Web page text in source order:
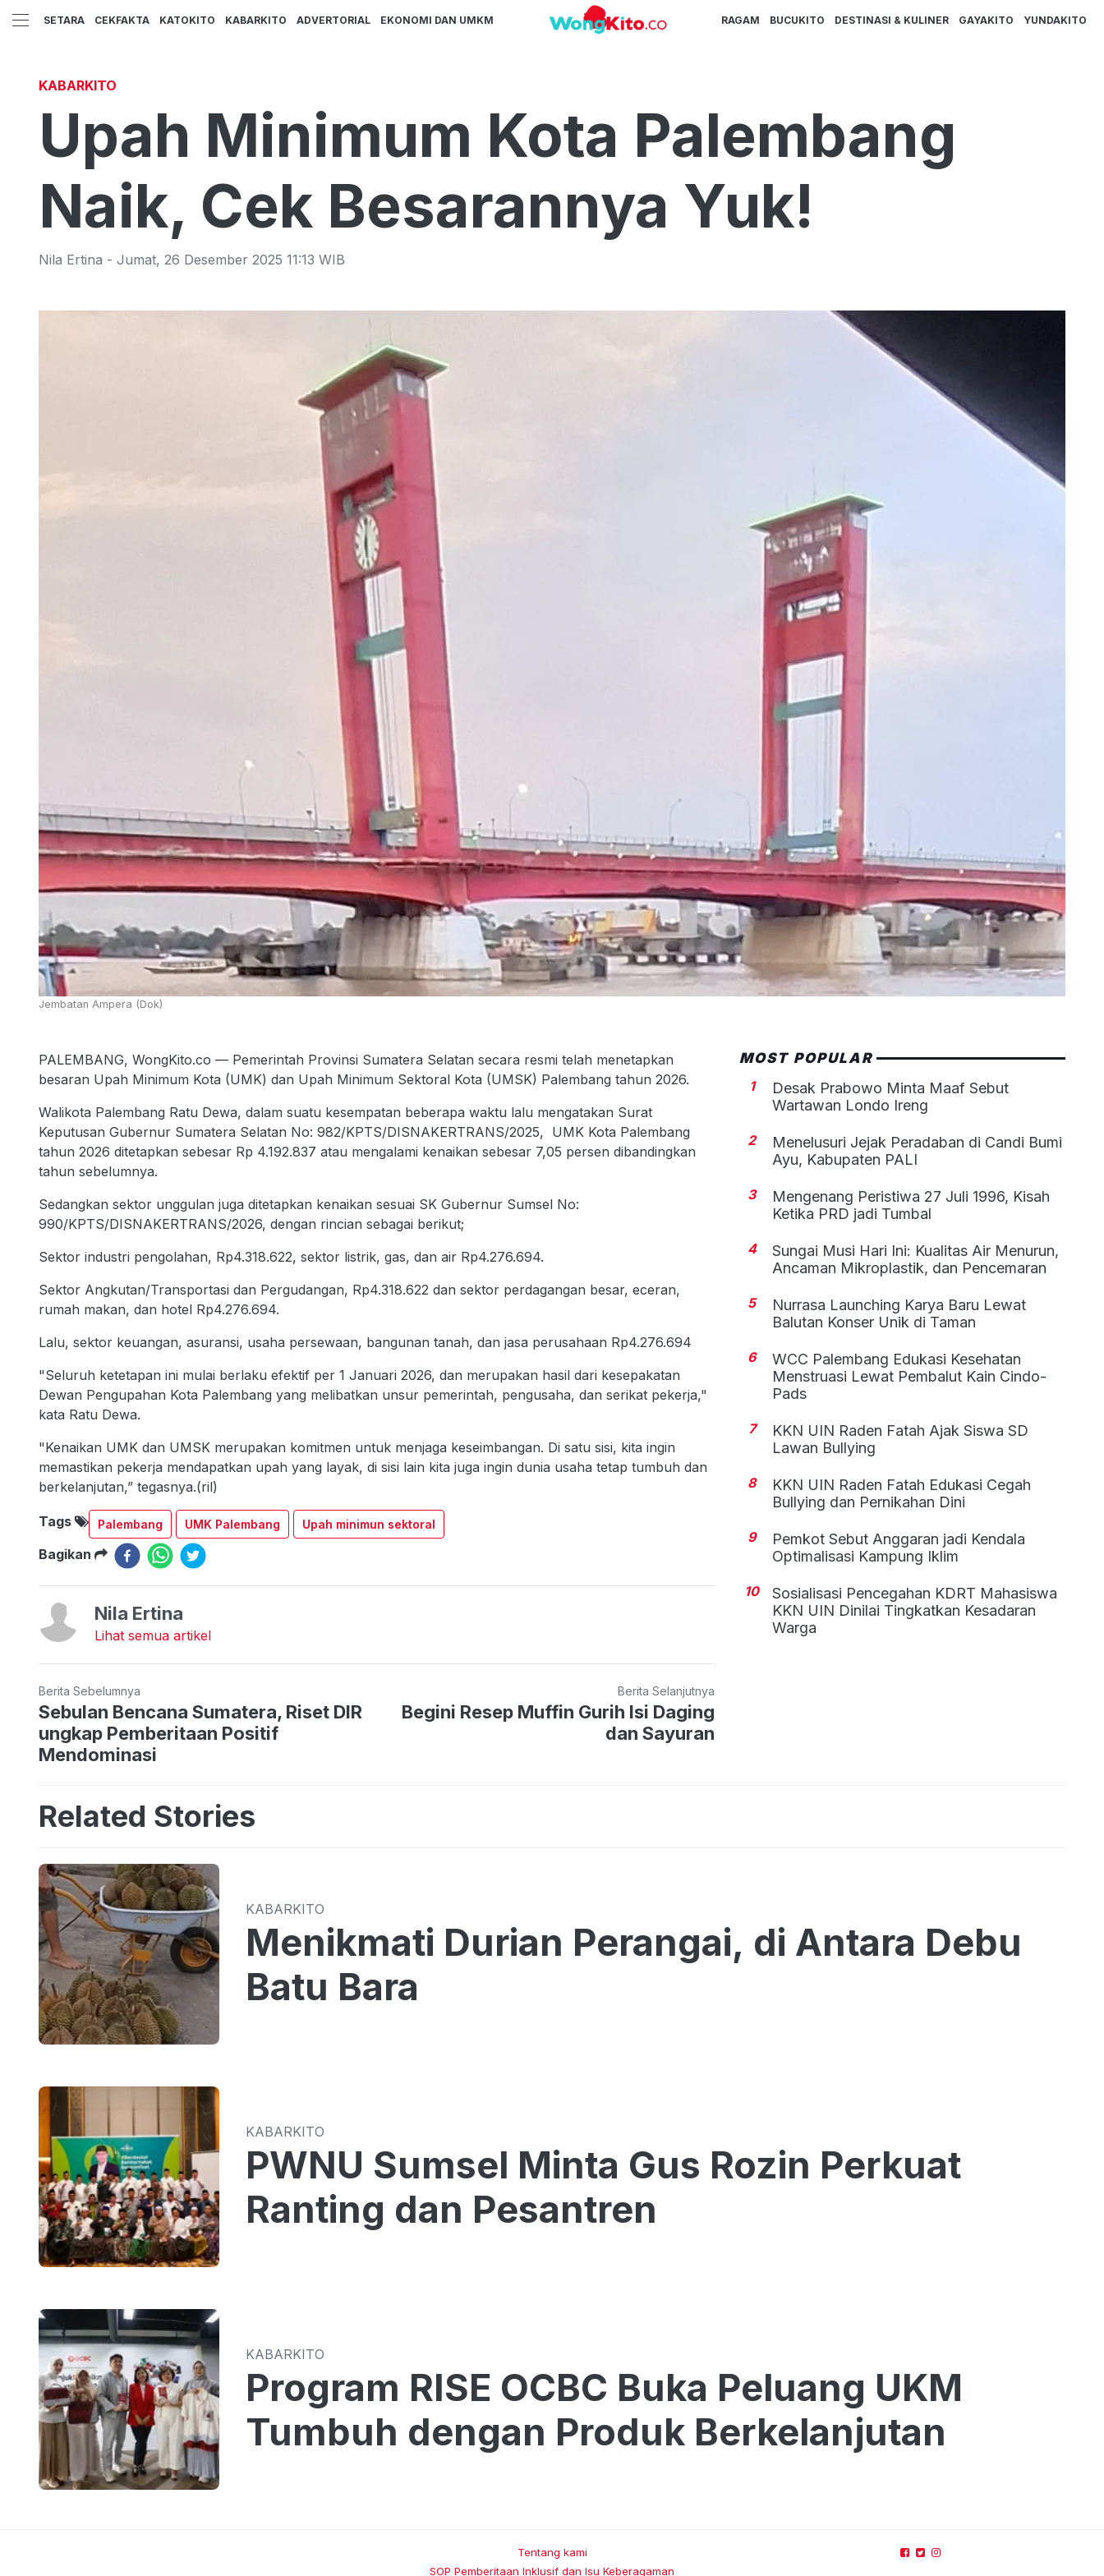
SETARA CEKFAKTA KATOKITO KABARKITO ADVERTORIAL EKONOMI DAN UMKM RAGAM BUCUKITO DESTINASI & KULINER GAYAKITO YUNDAKITO
KABARKITO
Upah Minimum Kota Palembang
Naik, Cek Besarannya Yuk!
Nila Ertina - Jumat, 26 Desember 2025 11:13 WIB
Jembatan Ampera (Dok)
PALEMBANG, WongKito.co — Pemerintah Provinsi Sumatera Selatan secara resmi telah menetapkan
besaran Upah Minimum Kota (UMK) dan Upah Minimum Sektoral Kota (UMSK) Palembang tahun 2026.
Walikota Palembang Ratu Dewa, dalam suatu kesempatan beberapa waktu lalu mengatakan Surat
Keputusan Gubernur Sumatera Selatan No: 982/KPTS/DISNAKERTRANS/2025, UMK Kota Palembang
tahun 2026 ditetapkan sebesar Rp 4.192.837 atau mengalami kenaikan sebesar 7,05 persen dibandingkan
tahun sebelumnya.
Sedangkan sektor unggulan juga ditetapkan kenaikan sesuai SK Gubernur Sumsel No:
990/KPTS/DISNAKERTRANS/2026, dengan rincian sebagai berikut;
Sektor industri pengolahan, Rp4.318.622, sektor listrik, gas, dan air Rp4.276.694.
Sektor Angkutan/Transportasi dan Pergudangan, Rp4.318.622 dan sektor perdagangan besar, eceran,
rumah makan, dan hotel Rp4.276.694.
Lalu, sektor keuangan, asuransi, usaha persewaan, bangunan tanah, dan jasa perusahaan Rp4.276.694
"Seluruh ketetapan ini mulai berlaku efektif per 1 Januari 2026, dan merupakan hasil dari kesepakatan
Dewan Pengupahan Kota Palembang yang melibatkan unsur pemerintah, pengusaha, dan serikat pekerja,"
kata Ratu Dewa.
"Kenaikan UMK dan UMSK merupakan komitmen untuk menjaga keseimbangan. Di satu sisi, kita ingin
memastikan pekerja mendapatkan upah yang layak, di sisi lain kita juga ingin dunia usaha tetap tumbuh dan
berkelanjutan,” tegasnya.(ril)
Tags Palembang UMK Palembang Upah minimun sektoral
Bagikan
Nila Ertina
Lihat semua artikel
Berita Sebelumnya
Sebulan Bencana Sumatera, Riset DIR
ungkap Pemberitaan Positif
Mendominasi
Berita Selanjutnya
Begini Resep Muffin Gurih Isi Daging
dan Sayuran
MOST POPULAR
1
Desak Prabowo Minta Maaf Sebut
Wartawan Londo Ireng
2
Menelusuri Jejak Peradaban di Candi Bumi
Ayu, Kabupaten PALI
3
Mengenang Peristiwa 27 Juli 1996, Kisah
Ketika PRD jadi Tumbal
4
Sungai Musi Hari Ini: Kualitas Air Menurun,
Ancaman Mikroplastik, dan Pencemaran
5
Nurrasa Launching Karya Baru Lewat
Balutan Konser Unik di Taman
6
WCC Palembang Edukasi Kesehatan
Menstruasi Lewat Pembalut Kain Cindo-
Pads
7
KKN UIN Raden Fatah Ajak Siswa SD
Lawan Bullying
8
KKN UIN Raden Fatah Edukasi Cegah
Bullying dan Pernikahan Dini
9
Pemkot Sebut Anggaran jadi Kendala
Optimalisasi Kampung Iklim
10
Sosialisasi Pencegahan KDRT Mahasiswa
KKN UIN Dinilai Tingkatkan Kesadaran
Warga
Related Stories
KABARKITO
Menikmati Durian Perangai, di Antara Debu
Batu Bara
KABARKITO
PWNU Sumsel Minta Gus Rozin Perkuat
Ranting dan Pesantren
KABARKITO
Program RISE OCBC Buka Peluang UKM
Tumbuh dengan Produk Berkelanjutan
Tentang kami
SOP Pemberitaan Inklusif dan Isu Keberagaman